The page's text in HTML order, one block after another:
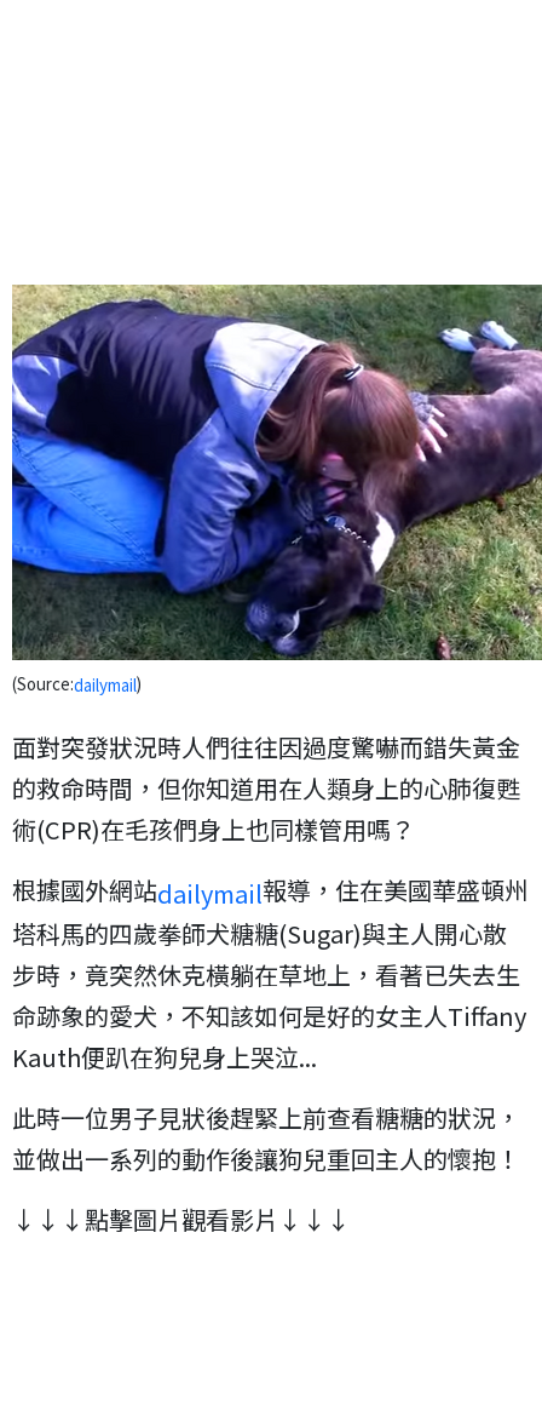
(Source:dailymail)
面對突發狀況時人們往往因過度驚嚇而錯失黃金
的救命時間，但你知道用在人類身上的心肺復甦
術(CPR)在毛孩們身上也同樣管用嗎？
根據國外網站dailymail報導，住在美國華盛頓州
塔科馬的四歲拳師犬糖糖(Sugar)與主人開心散
步時，竟突然休克橫躺在草地上，看著已失去生
命跡象的愛犬，不知該如何是好的女主人Tiffany
Kauth便趴在狗兒身上哭泣...
此時一位男子見狀後趕緊上前查看糖糖的狀況，
並做出一系列的動作後讓狗兒重回主人的懷抱！
↓↓↓點擊圖片觀看影片↓↓↓